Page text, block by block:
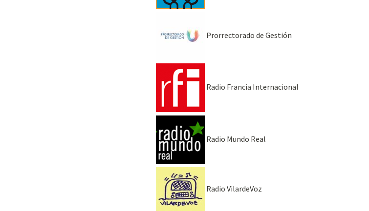
Prorrectorado de Gestión
Radio Francia Internacional
Radio Mundo Real
Radio VilardeVoz